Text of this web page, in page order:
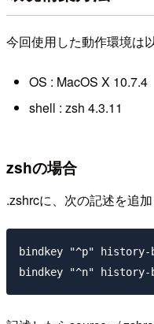
今回使用した動作環境は
OS : MacOS X 10.7.4
shell : zsh 4.3.11
zshの場合
.zshrcに、次の記述を追加
bindkey "^p" history-